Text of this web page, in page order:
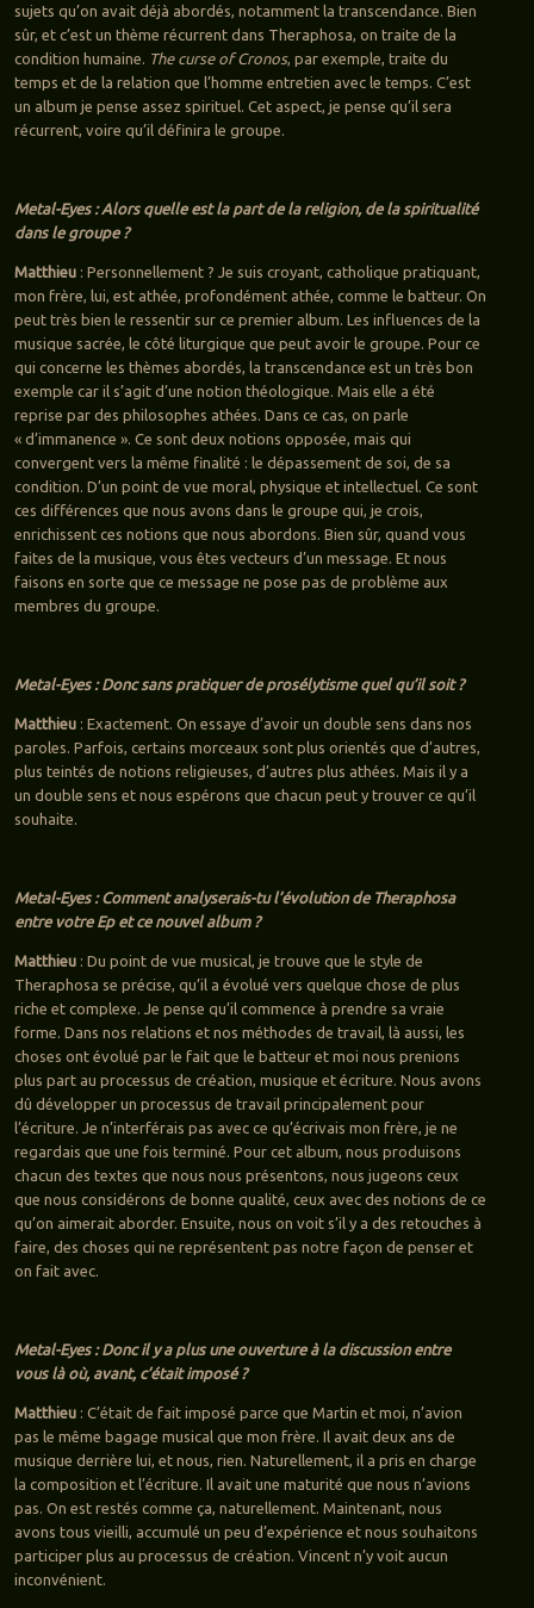
sujets qu’on avait déjà abordés, notamment la transcendance. Bien
sûr, et c’est un thème récurrent dans Theraphosa, on traite de la
condition humaine. The curse of Cronos, par exemple, traite du
temps et de la relation que l’homme entretien avec le temps. C’est
un album je pense assez spirituel. Cet aspect, je pense qu’il sera
récurrent, voire qu’il définira le groupe.
Metal-Eyes : Alors quelle est la part de la religion, de la spiritualité
dans le groupe ?
Matthieu: Personnellement ? Je suis croyant, catholique pratiquant,
mon frère, lui, est athée, profondément athée, comme le batteur. On
peut très bien le ressentir sur ce premier album. Les influences de la
musique sacrée, le côté liturgique que peut avoir le groupe. Pour ce
qui concerne les thèmes abordés, la transcendance est un très bon
exemple car il s’agit d’une notion théologique. Mais elle a été
reprise par des philosophes athées. Dans ce cas, on parle
« d’immanence ». Ce sont deux notions opposée, mais qui
convergent vers la même finalité : le dépassement de soi, de sa
condition. D’un point de vue moral, physique et intellectuel. Ce sont
ces différences que nous avons dans le groupe qui, je crois,
enrichissent ces notions que nous abordons. Bien sûr, quand vous
faites de la musique, vous êtes vecteurs d’un message. Et nous
faisons en sorte que ce message ne pose pas de problème aux
membres du groupe.
Metal-Eyes : Donc sans pratiquer de prosélytisme quel qu’il soit ?
Matthieu: Exactement. On essaye d’avoir un double sens dans nos
paroles. Parfois, certains morceaux sont plus orientés que d’autres,
plus teintés de notions religieuses, d’autres plus athées. Mais il y a
un double sens et nous espérons que chacun peut y trouver ce qu’il
souhaite.
Metal-Eyes : Comment analyserais-tu l’évolution de Theraphosa
entre votre Ep et ce nouvel album ?
Matthieu: Du point de vue musical, je trouve que le style de
Theraphosa se précise, qu’il a évolué vers quelque chose de plus
riche et complexe. Je pense qu’il commence à prendre sa vraie
forme. Dans nos relations et nos méthodes de travail, là aussi, les
choses ont évolué par le fait que le batteur et moi nous prenions
plus part au processus de création, musique et écriture. Nous avons
dû développer un processus de travail principalement pour
l’écriture. Je n’interférais pas avec ce qu’écrivais mon frère, je ne
regardais que une fois terminé. Pour cet album, nous produisons
chacun des textes que nous nous présentons, nous jugeons ceux
que nous considérons de bonne qualité, ceux avec des notions de ce
qu’on aimerait aborder. Ensuite, nous on voit s’il y a des retouches à
faire, des choses qui ne représentent pas notre façon de penser et
on fait avec.
Metal-Eyes : Donc il y a plus une ouverture à la discussion entre
vous là où, avant, c’était imposé ?
Matthieu: C’était de fait imposé parce que Martin et moi, n’avion
pas le même bagage musical que mon frère. Il avait deux ans de
musique derrière lui, et nous, rien. Naturellement, il a pris en charge
la composition et l’écriture. Il avait une maturité que nous n’avions
pas. On est restés comme ça, naturellement. Maintenant, nous
avons tous vieilli, accumulé un peu d’expérience et nous souhaitons
participer plus au processus de création. Vincent n’y voit aucun
inconvénient.